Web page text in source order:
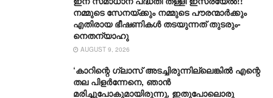
നമ്മുടെ സേനയ്ക്കും നമ്മുടെ പൗരന്മാർക്കും
എതിരായ ഭീഷണികൾ തടയുന്നത് തുടരും-
നെതന്യാഹു
AUGUST 9, 2026
‘കാറിന്റെ ഗ്ലാസ് അടച്ചിരുന്നില്ലെങ്കിൽ എന്റെ
തല പിളർന്നേനെ, ഞാൻ
മരിച്ചുപോകുമായിരുന്നു, ഇതുപോലൊരു